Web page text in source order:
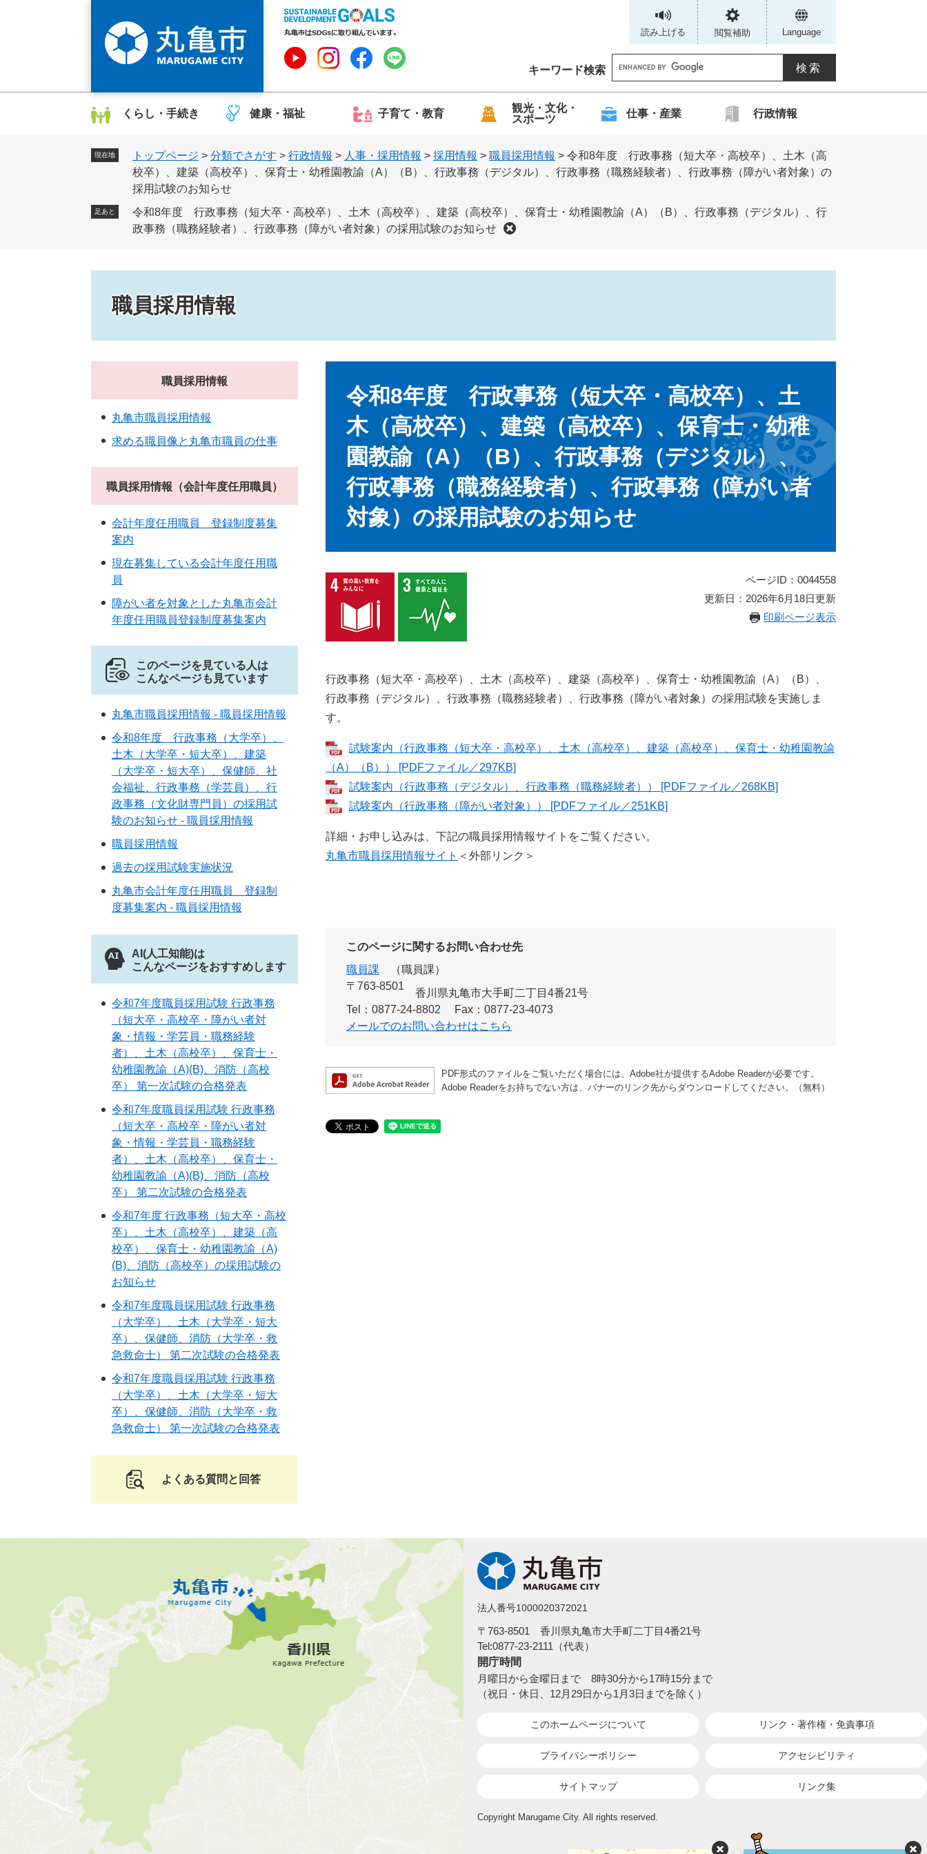
頭
飛
読み上げる 閲覧補助 Language
キーワード検索
G
o
g
l
カ
ス
検
くらし・手続き 健康・福祉 子育て・教育
観光・文化・
スポーツ
仕事・産業 行政情報
現在地 トップページ > 分類でさがす > 行政情報 > 人事・採用情報 > 採用情報 > 職員採用情報 > 令和8年度 行政事務（短大卒・高校卒）、土木（高
校卒）、建築（高校卒）、保育士・幼稚園教諭（A）（B）、行政事務（デジタル）、行政事務（職務経験者）、行政事務（障がい者対象）の
採用試験のお知らせ
足あと
令和8年度 行政事務（短大卒・高校卒）、土木（高校卒）、建築（高校卒）、保育士・幼稚園教諭（A）（B）、行政事務（デジタル）、行
政事務（職務経験者）、行政事務（障がい者対象）の採用試験のお知らせ
職員採用情報
令和8年度 行政事務（短大卒・高校卒）、土
木（高校卒）、建築（高校卒）、保育士・幼稚
園教諭（A）（B）、行政事務（デジタル）、
行政事務（職務経験者）、行政事務（障がい者
対象）の採用試験のお知らせ
ページID：0044558
更新日：2026年6月18日更新
印刷ページ表示
行政事務（短大卒・高校卒）、土木（高校卒）、建築（高校卒）、保育士・幼稚園教諭（A）（B）、
行政事務（デジタル）、行政事務（職務経験者）、行政事務（障がい者対象）の採用試験を実施しま
す。
試験案内（行政事務（短大卒・高校卒）、土木（高校卒）、建築（高校卒）、保育士・幼稚園教諭
（A）（B）） [PDFファイル／297KB]
試験案内（行政事務（デジタル）、行政事務（職務経験者）） [PDFファイル／268KB]
試験案内（行政事務（障がい者対象）） [PDFファイル／251KB]
詳細・お申し込みは、下記の職員採用情報サイトをご覧ください。
丸亀市職員採用情報サイト ＜外部リンク＞
このページに関するお問い合わせ先
職員課
職員課
〒763-8501
香川県丸亀市大手町二丁目4番21号
Tel：0877-24-8802
Fax：0877-23-4073
メールでのお問い合わせはこちら
PDF形式のファイルをご覧いただく場合には、Adobe社が提供するAdobe Readerが必要です。
Adobe Readerをお持ちでない方は、バナーのリンク先からダウンロードしてください。（無料）
職員採用情報
丸亀市職員採用情報
求める職員像と丸亀市職員の仕事
職員採用情報（会計年度任用職員）
会計年度任用職員 登録制度募集
案内
現在募集している会計年度任用職
員
障がい者を対象とした丸亀市会計
年度任用職員登録制度募集案内
このページを見ている人は
こんなページも見ています
丸亀市職員採用情報 - 職員採用情報
令和8年度 行政事務（大学卒）、
土木（大学卒・短大卒）、建築
（大学卒・短大卒）、保健師、社
会福祉、行政事務（学芸員）、行
政事務（文化財専門員）の採用試
験のお知らせ - 職員採用情報
職員採用情報
過去の採用試験実施状況
丸亀市会計年度任用職員 登録制
度募集案内 - 職員採用情報
AI(人工知能)は
こんなページをおすすめします
令和7年度職員採用試験 行政事務
（短大卒・高校卒・障がい者対
象・情報・学芸員・職務経験
者）、土木（高校卒）、保育士・
幼稚園教諭（A)(B)、消防（高校
卒） 第一次試験の合格発表
令和7年度職員採用試験 行政事務
（短大卒・高校卒・障がい者対
象・情報・学芸員・職務経験
者）、土木（高校卒）、保育士・
幼稚園教諭（A)(B)、消防（高校
卒） 第二次試験の合格発表
令和7年度 行政事務（短大卒・高校
卒）、土木（高校卒）、建築（高
校卒）、保育士・幼稚園教諭（A)
(B)、消防（高校卒）の採用試験の
お知らせ
令和7年度職員採用試験 行政事務
（大学卒）、土木（大学卒・短大
卒）、保健師、消防（大学卒・救
急救命士） 第二次試験の合格発表
令和7年度職員採用試験 行政事務
（大学卒）、土木（大学卒・短大
卒）、保健師、消防（大学卒・救
急救命士） 第一次試験の合格発表
よくある質問と回答
法人番号1000020372021
〒763-8501 香川県丸亀市大手町二丁目4番21号
Tel:0877-23-2111（代表）
開庁時間
月曜日から金曜日まで 8時30分から17時15分まで
（祝日・休日、12月29日から1月3日までを除く）
このホームページについて リンク・著作権・ 免責事項
プライバシーポリシー アクセシビリティ
サイトマップ リンク集
Copyright Marugame City. All rights reserved.